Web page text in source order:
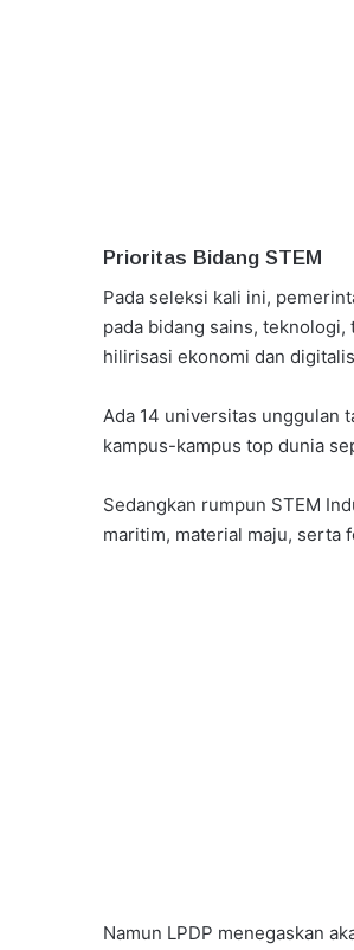
Prioritas Bidang STEM
Pada seleksi kali ini,
pada bidang sains, teknologi,
hilirisasi ekonomi dan
Ada 14 universitas unggulan
kampus-kampus top dunia
Sedangkan rumpun STEM
maritim, material maju, serta
Namun LPDP menegaskan